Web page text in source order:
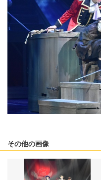
その他の画像